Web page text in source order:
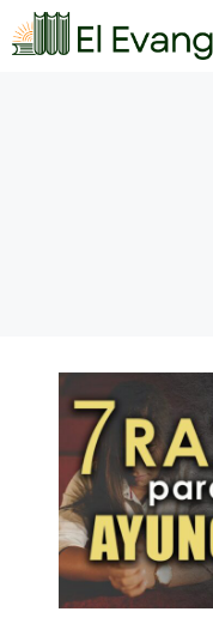
Saltar
al